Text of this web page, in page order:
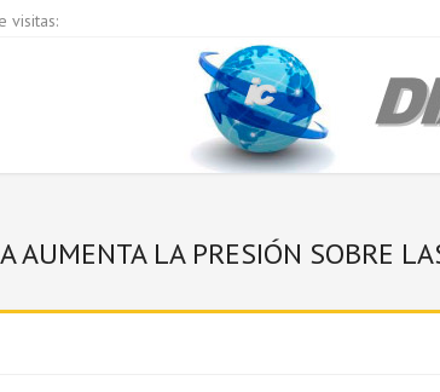
visitas:
AUMENTA LA PRESIÓN SOBRE